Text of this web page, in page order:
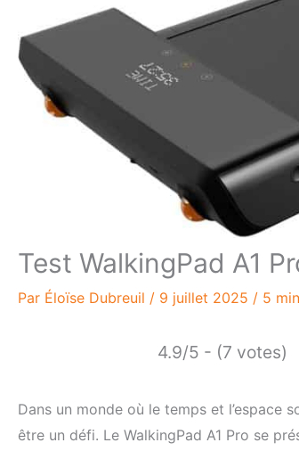
Test WalkingPad A1
Par Éloïse Dubreuil / 9 juillet 2025 / 5
4.9/5 - (7 votes)
Dans un monde où le temps et
être un défi. Le WalkingPad A1 Pro se